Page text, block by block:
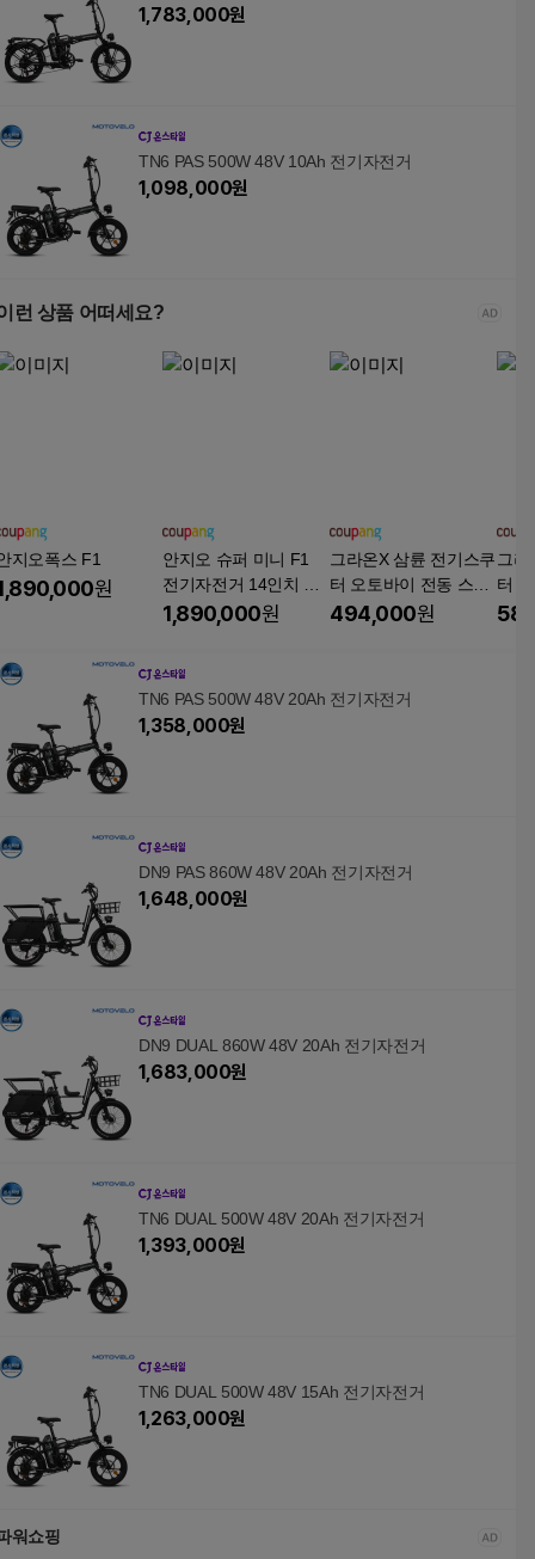
1,783,000원
TN6 PAS 500W 48V 10Ah 전기자전거
1,098,000원
런 상품 어떠세요?
지오폭스 F1
원
안지오 슈퍼 미니 F1
전기자전거 14인치 팻
바이크 자토바이 48V 5
1,890,000원
그라온X 삼륜 전기스쿠
터 오토바이 전동 스쿠
터 3인용 출퇴근 고출
494,000원
그라
터
터 3
TN6 PAS 500W 48V 20Ah 전기자전거
1,358,000원
DN9 PAS 860W 48V 20Ah 전기자전거
1,648,000원
DN9 DUAL 860W 48V 20Ah 전기자전거
1,683,000원
TN6 DUAL 500W 48V 20Ah 전기자전거
1,393,000원
TN6 DUAL 500W 48V 15Ah 전기자전거
1,263,000원
워쇼핑